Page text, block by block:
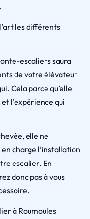
les différents
escaliers saura
de votre élévateur
Cela parce qu’elle
l’expérience qui
elle ne
charge l’installation
escalier. En
donc pas à vous
à Roumoules